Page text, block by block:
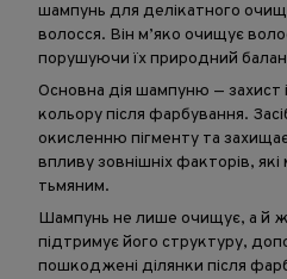
шампунь для делікатного
волосся. Він м’яко очищує
порушуючи їх природний
Основна дія шампуню — захист
кольору після фарбування.
окисленню пігменту та
впливу зовнішніх факторів,
тьмяним.
Шампунь не лише очищує, а й
підтримує його структуру,
пошкоджені ділянки після